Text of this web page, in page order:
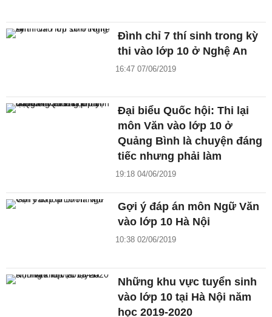
Đình chỉ 7 thí sinh trong kỳ
thi vào lớp 10 ở Nghệ An
16:47 07/06/2019
Đại biểu Quốc hội: Thi lại
môn Văn vào lớp 10 ở
Quảng Bình là chuyện đáng
tiếc nhưng phải làm
19:18 04/06/2019
Gợi ý đáp án môn Ngữ Văn
vào lớp 10 Hà Nội
10:38 02/06/2019
Những khu vực tuyển sinh
vào lớp 10 tại Hà Nội năm
học 2019-2020